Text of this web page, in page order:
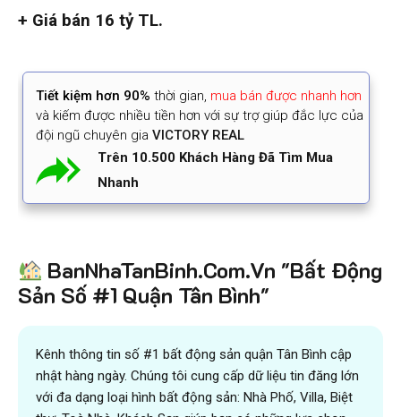
+ Giá bán 16 tỷ TL.
Tiết kiệm hơn 90% thời gian, mua bán được nhanh hơn
và kiếm được nhiều tiền hơn với sự trợ giúp đắc lực của
đội ngũ chuyên gia VICTORY REAL
Trên 10.500 Khách Hàng Đã Tìm Mua
Nhanh
BanNhaTanBinh.Com.Vn "Bất Động
Sản Số #1 Quận Tân Bình"
Kênh thông tin số #1 bất động sản quận Tân Bình cập
nhật hàng ngày. Chúng tôi cung cấp dữ liệu tin đăng lớn
với đa dạng loại hình bất động sản: Nhà Phố, Villa, Biệt